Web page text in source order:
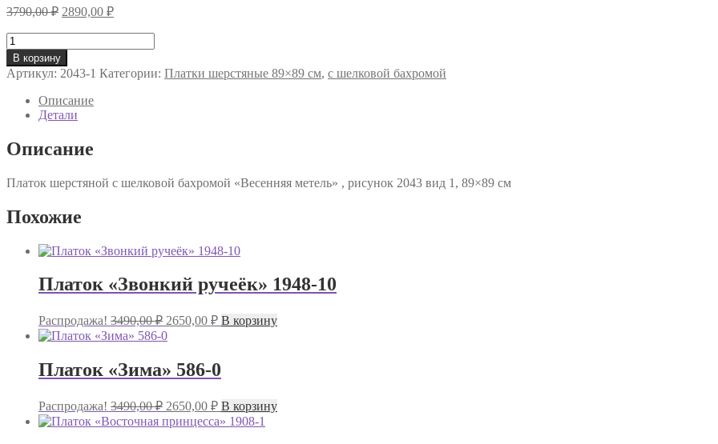
3790,00₽ Первоначальная
составляла
3790,00 ₽.
2890,00 ₽Текущая
Количество
товара
Платок
«Весенняя
метель»
2043-
В корзину
Артикул: 2043-1 Категории: Платки шерстяные 89×89 см, с шелковой бахромой
Описание
Детали
Описание
Платок шерстяной с шелковой бахромой «Весенняя метель» , рисунок 2043 вид 1, 89×89 см
Похожие
Платок «Звонкий ручеёк» 1948-10
Распродажа! 3490,00₽ Первоначальная
цена
составляла
3490,00 ₽.
2650,00 ₽Текущая
цена:
В корзину
Платок «Зима» 586-0
Распродажа! 3490,00₽ Первоначальная
цена
составляла
2650,00 ₽Текущая
цена:
В корзину